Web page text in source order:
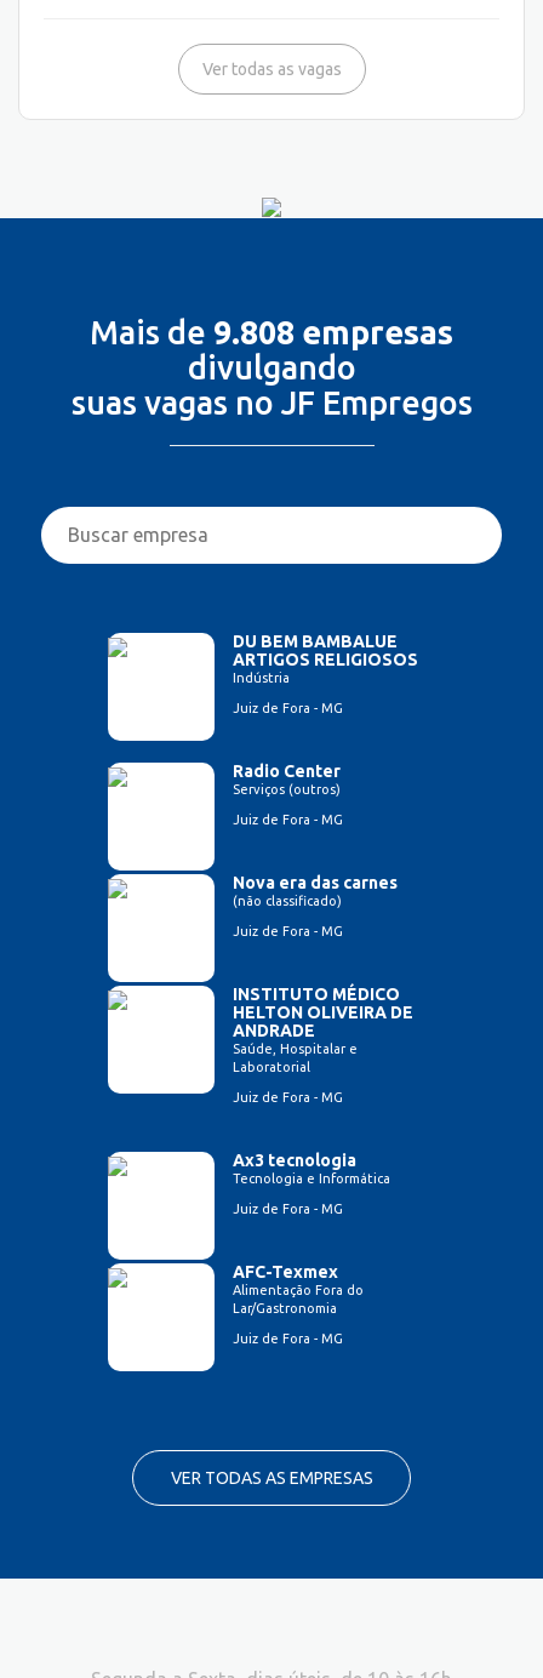
Ver todas as vagas
Mais de 9.808 empresas
divulgando
suas vagas no JF Empregos
DU BEM BAMBALUE
ARTIGOS RELIGIOSOS
Indústria
Juiz de Fora - MG
Radio Center
Serviços (outros)
Juiz de Fora - MG
Nova era das carnes
(não classificado)
Juiz de Fora - MG
INSTITUTO MÉDICO
HELTON OLIVEIRA DE
ANDRADE
Saúde, Hospitalar e
Laboratorial
Juiz de Fora - MG
Ax3 tecnologia
Tecnologia e Informática
Juiz de Fora - MG
AFC-Texmex
Alimentação Fora do
Lar/Gastronomia
Juiz de Fora - MG
VER TODAS AS EMPRESAS